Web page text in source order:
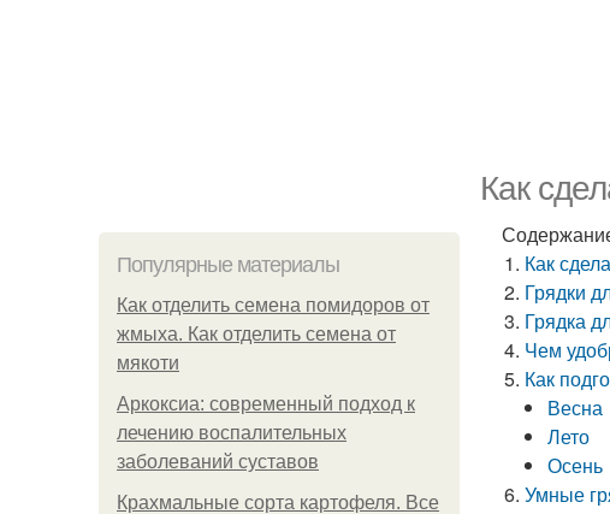
Как
Популярные материалы
Как отделить семена помидоров от
жмыха. Как отделить семена от
мякоти
Аркоксиа: современный подход к
лечению воспалительных
заболеваний суставов
Крахмальные сорта картофеля. Все
Как
Грядки
Грядка
Чем
Как
Весна
Лето
Осень
Умные